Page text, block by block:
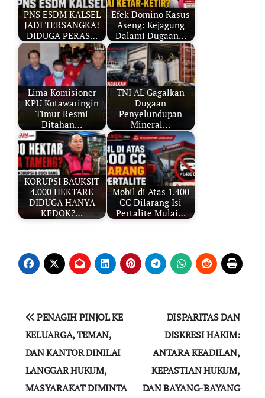
PNS ESDM KALSEL
JADI TERSANGKA!
DIDUGA PERAS…
Efek Domino Kasus
Aseng: Kejagung
Dalami Dugaan…
Lima Komisioner
KPU Kotawaringin
Timur Resmi
Ditahan…
TNI AL Gagalkan
Dugaan
Penyelundupan
Mineral…
KORUPSI BAUKSIT
4.000 HEKTARE
DIDUGA HANYA
KEDOK?…
Mobil di Atas 1.400
CC Dilarang Isi
Pertalite Mulai…
pos PENAGIH PINJOL KE
KELUARGA, TEMAN,
DAN KANTOR DINILAI
LANGGAR HUKUM,
MASYARAKAT DIMINTA
DISPARITAS DAN
DISKRESI HAKIM:
ANTARA KEADILAN,
KEPASTIAN HUKUM,
DAN BAYANG-BAYANG